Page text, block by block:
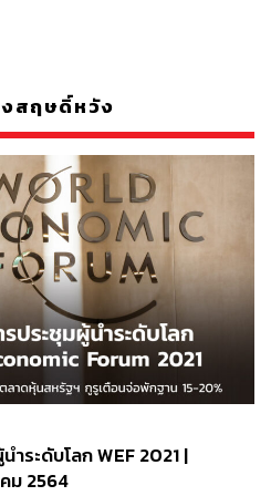
งสฤษดิ์หวัง
ำระดับโลก WEF 2021 |
ม 2564